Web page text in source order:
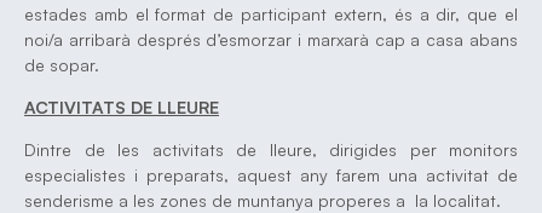
estades amb el format de participant extern, és a dir, que el
noi/a arribarà després d’esmorzar i marxarà cap a casa abans
de sopar.
ACTIVITATS DE LLEURE
Dintre de les activitats de lleure, dirigides per monitors
especialistes i preparats, aquest any farem una activitat de
senderisme a les zones de muntanya properes a la localitat.